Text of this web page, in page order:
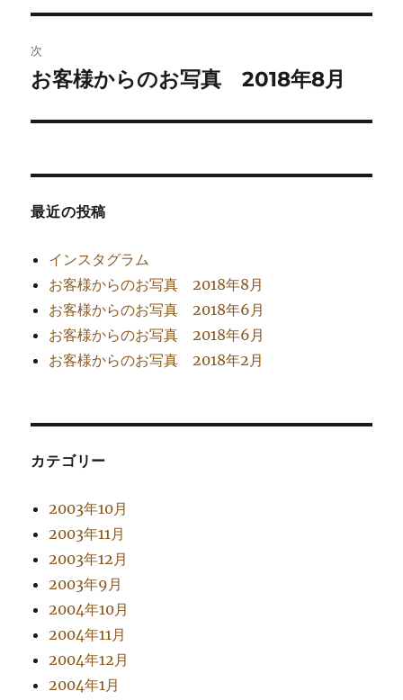
ビ
ゲ
ー
投
稿:
次
次
投
お客様からのお写真 2018年8月
最近の投稿
インスタグラム
お客様からのお写真 2018年8月
お客様からのお写真 2018年6月
お客様からのお写真 2018年6月
お客様からのお写真 2018年2月
カテゴリー
2003年10月
2003年11月
2003年12月
2003年9月
2004年10月
2004年11月
2004年12月
2004年1月